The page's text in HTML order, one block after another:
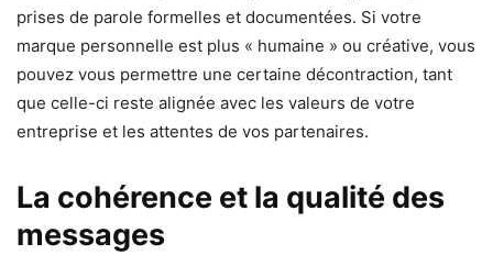
prises de parole formelles et documentées. Si votre
marque personnelle est plus « humaine » ou créative, vous
pouvez vous permettre une certaine décontraction, tant
que celle-ci reste alignée avec les valeurs de votre
entreprise et les attentes de vos partenaires.
La cohérence et la qualité des
messages